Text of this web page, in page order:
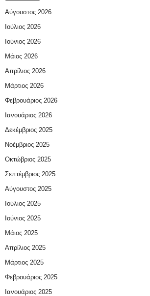
Αύγουστος 2026
Ιούλιος 2026
Ιούνιος 2026
Μάιος 2026
Απρίλιος 2026
Μάρτιος 2026
Φεβρουάριος 2026
Ιανουάριος 2026
Δεκέμβριος 2025
Νοέμβριος 2025
Οκτώβριος 2025
Σεπτέμβριος 2025
Αύγουστος 2025
Ιούλιος 2025
Ιούνιος 2025
Μάιος 2025
Απρίλιος 2025
Μάρτιος 2025
Φεβρουάριος 2025
Ιανουάριος 2025